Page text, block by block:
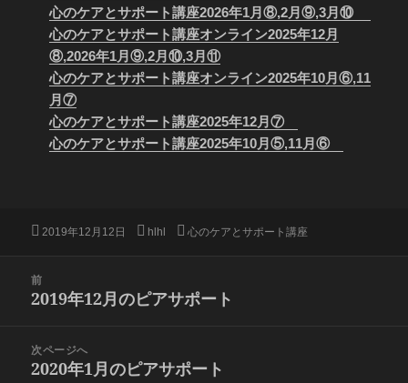
心のケアとサポート講座2026年1月⑧,2月⑨,3月⑩
心のケアとサポート講座オンライン2025年12月
⑧,2026年1月⑨,2月⑩,3月⑪
心のケアとサポート講座オンライン2025年10月⑥,11
月⑦
心のケアとサポート講座2025年12月⑦
心のケアとサポート講座2025年10月⑤,11月⑥
投
2019年12月12日
作
hlhl
カ
ー
心のケアとサポート講座
前
前
投
稿:
2019年12月のピアサポート
次ページへ
次
2020年1月のピアサポート